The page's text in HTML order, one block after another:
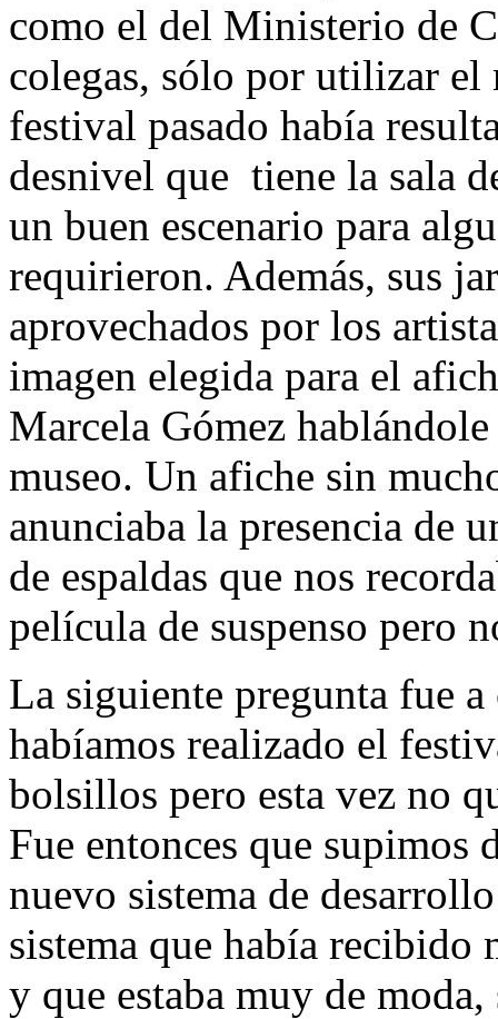
como el del Ministerio de
colegas, sólo por utilizar el
festival pasado había
desnivel que tiene la sala
un buen escenario para
requirieron. Además, sus
aprovechados por los
imagen elegida para el
Marcela Gómez
museo. Un afiche sin
anunciaba la presencia de
de espaldas que nos
película de suspenso pero
La siguiente pregunta fue
habíamos realizado el
bolsillos pero esta vez no
Fue entonces que supimos
nuevo sistema de
sistema que había recibido
y que estaba muy de